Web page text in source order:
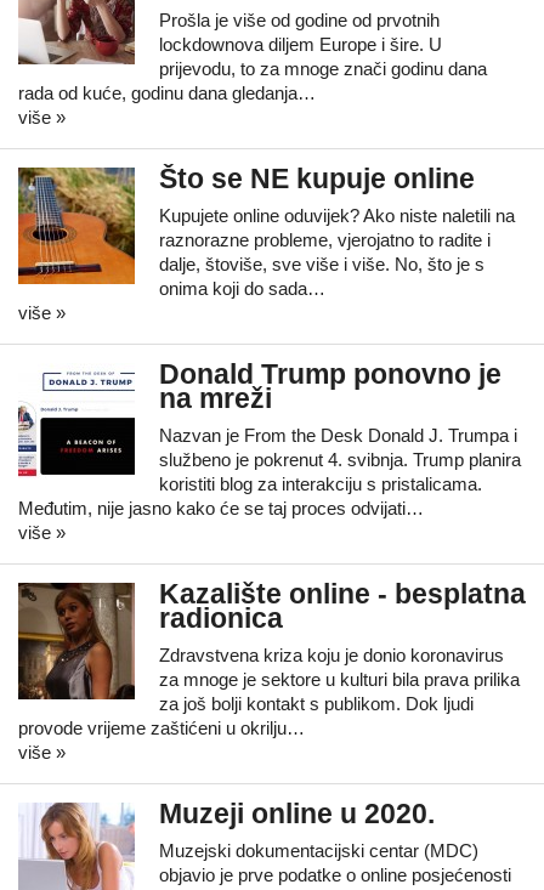
Prošla je više od godine od prvotnih
lockdownova diljem Europe i šire. U
prijevodu, to za mnoge znači godinu dana
rada od kuće, godinu dana gledanja…
više »
Što se NE kupuje online
Kupujete online oduvijek? Ako niste naletili na
raznorazne probleme, vjerojatno to radite i
dalje, štoviše, sve više i više. No, što je s
onima koji do sada…
više »
Donald Trump ponovno je
na mreži
Nazvan je From the Desk Donald J. Trumpa i
službeno je pokrenut 4. svibnja. Trump planira
koristiti blog za interakciju s pristalicama.
Međutim, nije jasno kako će se taj proces odvijati…
više »
Kazalište online - besplatna
radionica
Zdravstvena kriza koju je donio koronavirus
za mnoge je sektore u kulturi bila prava prilika
za još bolji kontakt s publikom. Dok ljudi
provode vrijeme zaštićeni u okrilju…
više »
Muzeji online u 2020.
Muzejski dokumentacijski centar (MDC)
objavio je prve podatke o online posjećenosti